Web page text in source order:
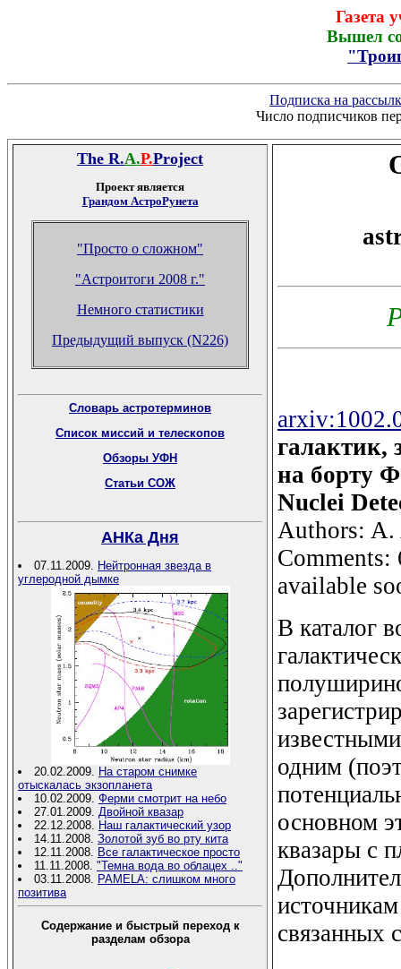
Газета
Вышел
Подписка на
Число подписчиков
The R.A.P.Project
Проект является
Грандом АстроРунета
"Просто о сложном"
"Астроитоги 2008 г."
Немного статистики
Предыдущий выпуск (N226)
Словарь астротерминов
Список миссий и телескопов
Обзоры УФН
Статьи СОЖ
АНКа Дня
07.11.2009. Нейтронная звезда в
углеродной дымке
20.02.2009. На старом снимке
отыскалась экзопланета
10.02.2009. Ферми смотрит на небо
27.01.2009. Двойной квазар
22.12.2008. Наш галактический узор
14.11.2008. Золотой зуб во рту кита
12.11.2008. Все галактическое просто
11.11.2008. "Темна вода во облацех .."
03.11.2008. PAMELA: слишком много
позитива
Содержание и быстрый переход к
разделам обзора
галактик,
на борту
Nuclei
Authors:
Comments:
available
В каталог
одним
основном
квазары с
связанных